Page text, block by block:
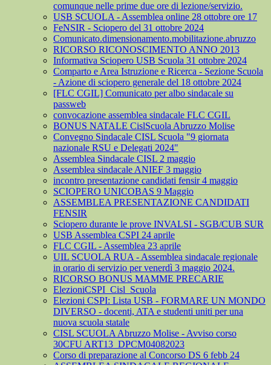
comunque nelle prime due ore di lezione/servizio.
USB SCUOLA - Assemblea online 28 ottobre ore 17
FeNSIR - Sciopero del 31 ottobre 2024
Comunicato.dimensionamento.mobilitazione.abruzzo
RICORSO RICONOSCIMENTO ANNO 2013
Informativa Sciopero USB Scuola 31 ottobre 2024
Comparto e Area Istruzione e Ricerca - Sezione Scuola
- Azione di sciopero generale del 18 ottobre 2024
[FLC CGIL] Comunicato per albo sindacale su
passweb
convocazione assemblea sindacale FLC CGIL
BONUS NATALE CislScuola Abruzzo Molise
Convegno Sindacale CISL Scuola "9 giornata
nazionale RSU e Delegati 2024"
Assemblea Sindacale CISL 2 maggio
Assemblea sindacale ANIEF 3 maggio
incontro presentazione candidati fensir 4 maggio
SCIOPERO UNICOBAS 9 Maggio
ASSEMBLEA PRESENTAZIONE CANDIDATI
FENSIR
Sciopero durante le prove INVALSI - SGB/CUB SUR
USB Assemblea CSPI 24 aprile
FLC CGIL - Assemblea 23 aprile
UIL SCUOLA RUA - Assemblea sindacale regionale
in orario di servizio per venerdì 3 maggio 2024.
RICORSO BONUS MAMME PRECARIE
ElezioniCSPI_Cisl_Scuola
Elezioni CSPI: Lista USB - FORMARE UN MONDO
DIVERSO - docenti, ATA e studenti uniti per una
nuova scuola statale
CISL SCUOLA Abruzzo Molise - Avviso corso
30CFU ART13_DPCM04082023
Corso di preparazione al Concorso DS 6 febb 24